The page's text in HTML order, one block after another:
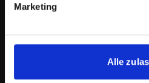
Marketing
Alle